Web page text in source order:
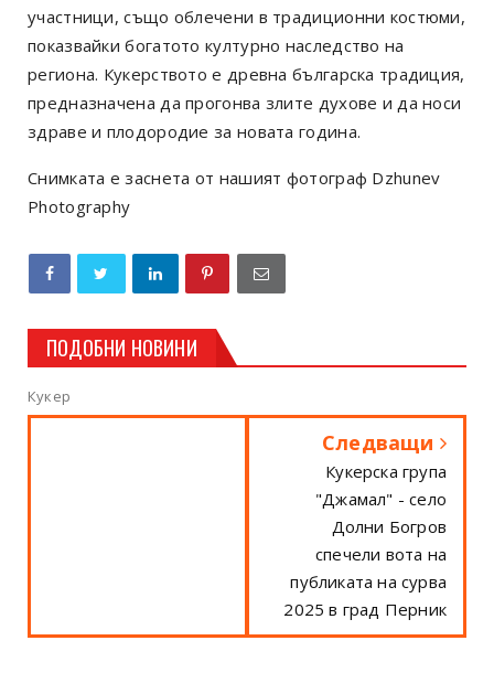
участници, също облечени в традиционни костюми,
показвайки богатото културно наследство на
региона. Кукерството е древна българска традиция,
предназначена да прогонва злите духове и да носи
здраве и плодородие за новата година.
Снимката е заснета от нашият фотограф Dzhunev
Photography
ПОДОБНИ НОВИНИ
Кукер
Следващи
Кукерска група
"Джамал" - село
Долни Богров
спечели вота на
публиката на сурва
2025 в град Перник